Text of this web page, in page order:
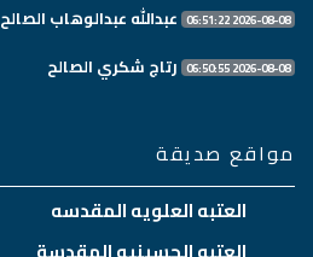
2026-08-08 06:51:22 عبدالله عبدالوهاب الصالح
2026-08-08 06:50:55 رتاج شكري الصالح
مواقع صديقة
العتبه العلويه المقدسه